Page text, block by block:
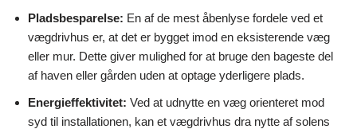
Pladsbesparelse: En af de mest åbenlyse fordele ved et
vægdrivhus er, at det er bygget imod en eksisterende væg
eller mur. Dette giver mulighed for at bruge den bageste del
af haven eller gården uden at optage yderligere plads.
Energieffektivitet: Ved at udnytte en væg orienteret mod
syd til installationen, kan et vægdrivhus dra nytte af solens